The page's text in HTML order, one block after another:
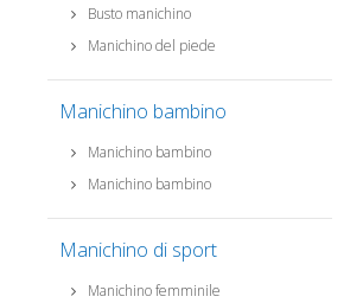
Busto manichino
Manichino del piede
Manichino bambino
Manichino bambino
Manichino bambino
Manichino di sport
Manichino femminile